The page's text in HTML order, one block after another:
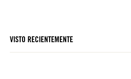
VISTO RECIENTEMENTE